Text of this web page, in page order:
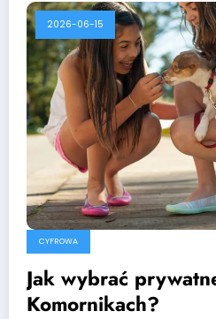
2026-06-15
CYFROWA
Jak wybrać
Komornikach?